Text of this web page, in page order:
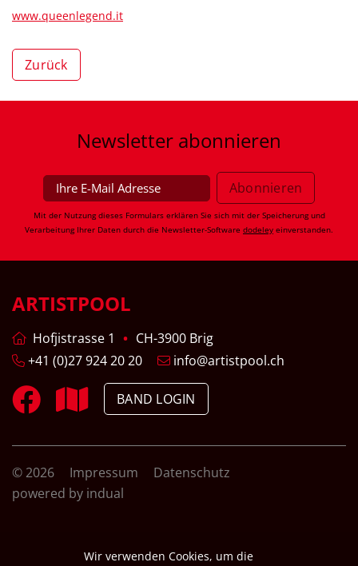
www.queenlegend.it
Zurück
Newsletter abonnieren
Mit der Nutzung dieses Formulars erklären Sie sich mit der Speicherung und
Verarbeitung Ihrer Daten durch die Newsletter-Software dodeley einverstanden.
ARTISTPOOL
Hofjistrasse 1
CH-3900 Brig
+41 (0)27 924 20 20
info@artistpool.ch
BAND LOGIN
© 2026 Impressum
Datenschutz
powered by indual
Wir verwenden Cookies, um die